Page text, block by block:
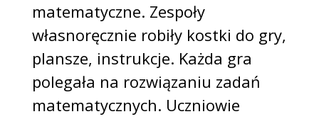
matematyczne. Zespoły
własnoręcznie robiły kostki do gry,
plansze, instrukcje. Każda gra
polegała na rozwiązaniu zadań
matematycznych. Uczniowie